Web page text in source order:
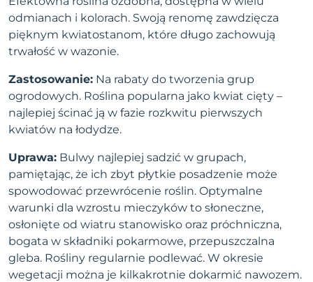
odmianach i kolorach. Swoją renomę zawdzięcza
pięknym kwiatostanom, które długo zachowują
trwałość w wazonie.
Zastosowanie: Na rabaty do tworzenia grup
ogrodowych. Roślina popularna jako kwiat cięty –
najlepiej ścinać ją w fazie rozkwitu pierwszych
kwiatów na łodydze.
Uprawa: Bulwy najlepiej sadzić w grupach,
pamiętając, że ich zbyt płytkie posadzenie może
spowodować przewrócenie roślin. Optymalne
warunki dla wzrostu mieczyków to słoneczne,
osłonięte od wiatru stanowisko oraz próchniczna,
bogata w składniki pokarmowe, przepuszczalna
gleba. Rośliny regularnie podlewać. W okresie
wegetacji można je kilkakrotnie dokarmić nawozem.